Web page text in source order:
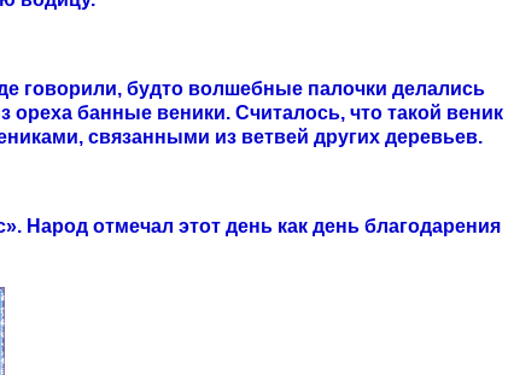
говорили, будто волшебные палочки делались
банные веники. Считалось, что такой веник
связанными из ветвей других деревьев.
Народ отмечал этот день как день благодарения